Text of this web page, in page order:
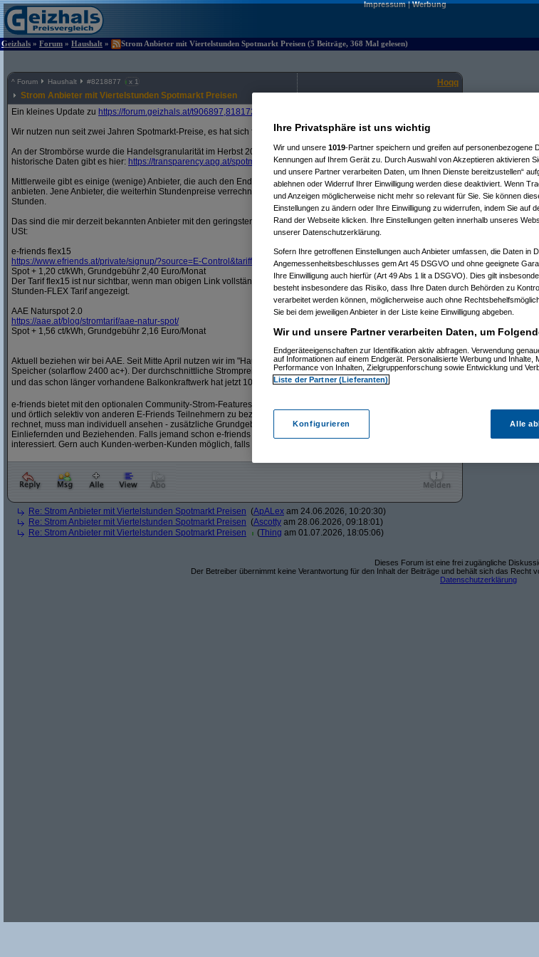
Impressum|Werbung
Geizhals » Forum » Haushalt » Strom Anbieter mit Viertelstunden Spotmarkt Preisen (5 Beiträge, 368 Mal gelesen)
^ Forum Haushalt #8218877 x 1
Strom Anbieter mit Viertelstunden Spotmarkt Preisen
Hoqq
22.06.2026, 23:36:29
Ein kleines Update zu https://forum.geizhals.at/t906897,8181729.html
Wir nutzen nun seit zwei Jahren Spotmarkt-Preise, es hat sich für unsere Haushalte absolut bewährt.
An der Strombörse wurde die Handelsgranularität im Herbst 2025 auf 1/4-Stundenwerte umgestellt. Aktuelle und
historische Daten gibt es hier: https://transparency.apg.at/spotmarktprice/
Mittlerweile gibt es einige (wenige) Anbieter, die auch den Endkunden Tarife auf Basis der 1/4-Stunden-Preise
anbieten. Jene Anbieter, die weiterhin Stundenpreise verrechnen, arbeiten mit dem Durchschnittspreis der 4*1/4-
Stunden.
Das sind die mir derzeit bekannten Anbieter mit den geringsten Aufschlägen auf den Börsenpreis, Preise inkl. 20 %
USt:
e-friends flex15
https://www.efriends.at/private/signup/?source=E-Control&tariffType=flex15
Spot + 1,20 ct/kWh, Grundgebühr 2,40 Euro/Monat
Der Tarif flex15 ist nur sichtbar, wenn man obigen Link vollständig aufruft. Andernfalls wird der deutlich teurere
Stunden-FLEX Tarif angezeigt.
AAE Naturspot 2.0
https://aae.at/blog/stromtarif/aae-natur-spot/
Spot + 1,56 ct/kWh, Grundgebühr 2,16 Euro/Monat
Aktuell beziehen wir bei AAE. Seit Mitte April nutzen wir im "Haupthaushalt" zusätzlich einen AC-gekoppelten
Speicher (solarflow 2400 ac+). Der durchschnittliche Strompreis im Mai ging so gleich mal auf 1,37 ct/kWh runter
und das schon länger vorhandene Balkonkraftwerk hat jetzt 100% Eigenverbrauch
e-friends bietet mit den optionalen Community-Strom-Features ein paar spannende Möglichkeiten, Strom zeitlich
und örtlich selektiv von anderen E-Friends Teilnehmern zu beziehen. Ab wann und in welchen Szenarien sich das
rechnet, muss man individuell ansehen - zusätzliche Grundgebühr und jeweils 1,2ct Ab- und Aufschlag für den
Einliefernden und Beziehenden. Falls jemand schon e-friends Kunde ist, wär ich sehr an eurer Erfahrung
interessiert. Gern auch Kunden-werben-Kunden möglich, falls die Aktion noch gilt.
Re: Strom Anbieter mit Viertelstunden Spotmarkt Preisen (ApALex am 24.06.2026, 10:20:30)
Re: Strom Anbieter mit Viertelstunden Spotmarkt Preisen (Ascotty am 28.06.2026, 09:18:01)
Re: Strom Anbieter mit Viertelstunden Spotmarkt Preisen
(Thing am 01.07.2026, 18:05:06)
Dieses Forum ist eine frei zugängliche
Der Betreiber übernimmt keine Verantwortung für den Inhalt der Beiträge und behält sich das Recht
Datenschutzerklärung
Ihre Privatsphäre ist uns wichtig
Wir und unsere 1019-Partner speichern und greifen auf personenbezogene
Kennungen auf Ihrem Gerät zu. Durch Auswahl von Akzeptieren aktivieren
und unsere Partner verarbeiten Daten, um Ihnen Dienste bereitzustellen“
ablehnen oder Widerruf Ihrer Einwilligung werden diese deaktiviert. Wenn
und Anzeigen möglicherweise nicht mehr so relevant für Sie. Sie können
Einstellungen zu ändern oder Ihre Einwilligung zu widerrufen, indem Sie auf
Rand der Webseite klicken. Ihre Einstellungen gelten innerhalb unseres
unserer Datenschutzerklärung.
Sofern Ihre getroffenen Einstellungen auch Anbieter umfassen, die Daten in
Angemessenheitsbeschlusses gem Art 45 DSGVO und ohne geeignete
Ihre Einwilligung auch hierfür (Art 49 Abs 1 lit a DSGVO). Dies gilt
besteht insbesondere das Risiko, dass Ihre Daten durch Behörden zu
verarbeitet werden können, möglicherweise auch ohne
Sie bei dem jeweiligen Anbieter in der Liste keine Einwilligung abgeben.
Wir und unsere Partner verarbeiten Daten, um
Endgeräteeigenschaften zur Identifikation aktiv abfragen. Verwendung
auf Informationen auf einem Endgerät. Personalisierte Werbung und Inhalte,
Performance von Inhalten, Zielgruppenforschung sowie Entwicklung und
Liste der Partner (Lieferanten)
Konfigurieren Alle